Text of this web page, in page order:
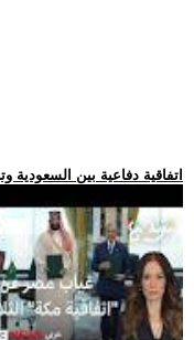
.. اتفاقية دفاعية بين